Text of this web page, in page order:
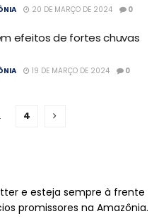
20 DE MARÇO DE 2024 0
efeitos de fortes chuvas
19 DE MARÇO DE 2024 0
4
e esteja sempre à frente
promissores na Amazônia.